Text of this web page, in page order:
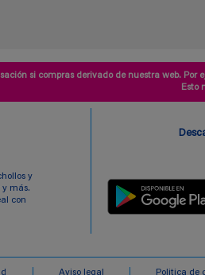
si compras derivado de nuestra web.
Esto
y
y más.
con
Aviso legal Politica de